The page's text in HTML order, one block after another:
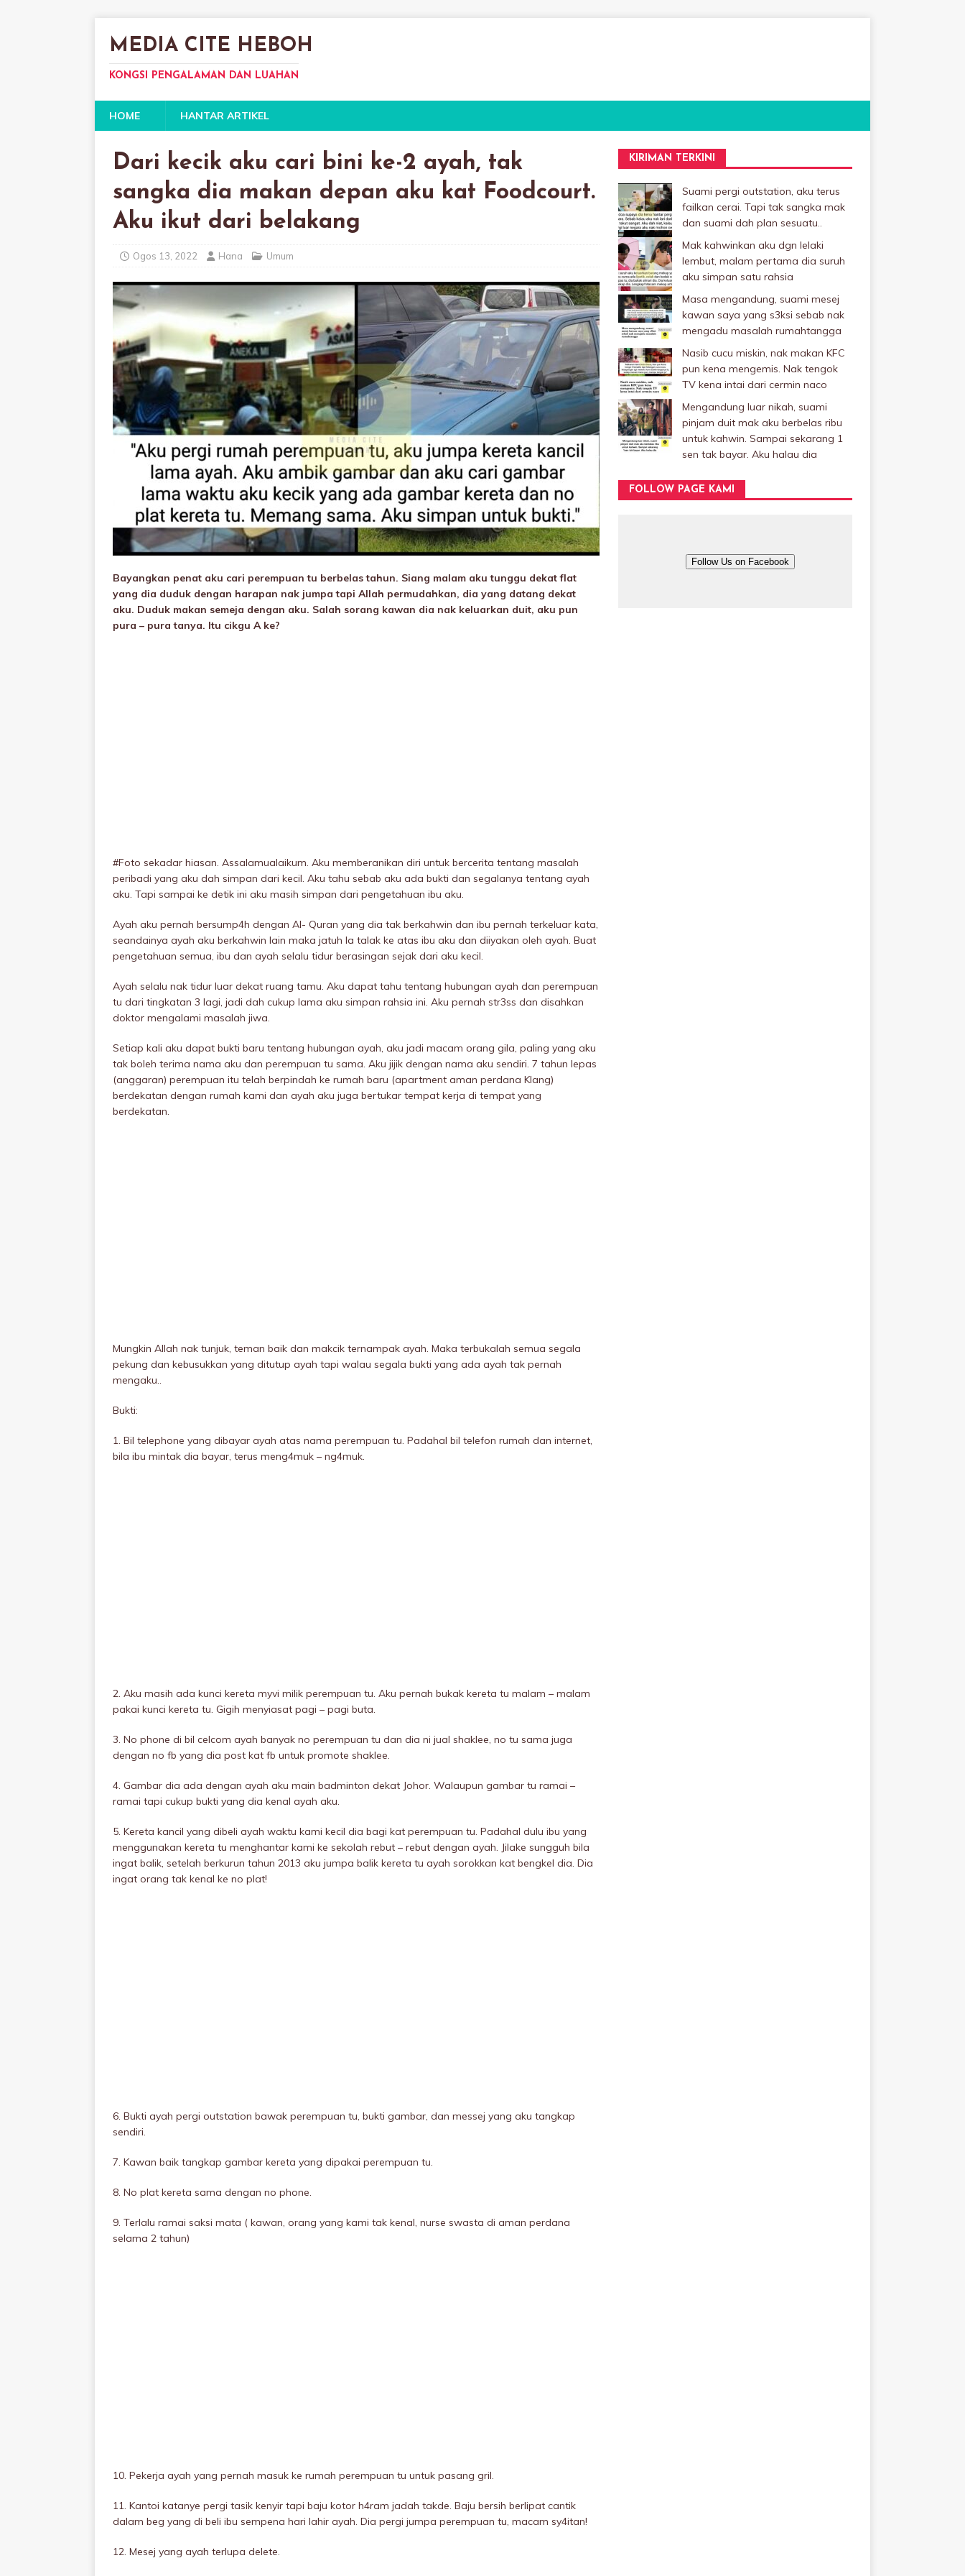
MEDIA CITE HEBOH
KONGSI PENGALAMAN DAN LUAHAN
HOME HANTAR ARTIKEL
Dari kecik aku cari bini ke-2 ayah, tak
sangka dia makan depan aku kat Foodcourt.
Aku ikut dari belakang
Ogos 13, 2022 Hana Umum
Bayangkan penat aku cari perempuan tu berbelas tahun. Siang malam aku tunggu dekat flat
yang dia duduk dengan harapan nak jumpa tapi Allah permudahkan, dia yang datang dekat
aku. Duduk makan semeja dengan aku. Salah sorang kawan dia nak keluarkan duit, aku pun
pura – pura tanya. Itu cikgu A ke?
#Foto sekadar hiasan. Assalamualaikum. Aku memberanikan diri untuk bercerita tentang masalah
peribadi yang aku dah simpan dari kecil. Aku tahu sebab aku ada bukti dan segalanya tentang ayah
aku. Tapi sampai ke detik ini aku masih simpan dari pengetahuan ibu aku.
Ayah aku pernah bersump4h dengan Al- Quran yang dia tak berkahwin dan ibu pernah terkeluar kata,
seandainya ayah aku berkahwin lain maka jatuh la taIak ke atas ibu aku dan diiyakan oleh ayah. Buat
pengetahuan semua, ibu dan ayah selalu tidur berasingan sejak dari aku kecil.
Ayah selalu nak tidur luar dekat ruang tamu. Aku dapat tahu tentang hubungan ayah dan perempuan
tu dari tingkatan 3 lagi, jadi dah cukup lama aku simpan rahsia ini. Aku pernah str3ss dan disahkan
doktor mengalami masalah jiwa.
Setiap kali aku dapat bukti baru tentang hubungan ayah, aku jadi macam orang giIa, paling yang aku
tak boleh terima nama aku dan perempuan tu sama. Aku jijik dengan nama aku sendiri. 7 tahun lepas
(anggaran) perempuan itu telah berpindah ke rumah baru (apartment aman perdana Klang)
berdekatan dengan rumah kami dan ayah aku juga bertukar tempat kerja di tempat yang
berdekatan.
Mungkin Allah nak tunjuk, teman baik dan makcik ternampak ayah. Maka terbukalah semua segala
pekung dan kebusukkan yang ditutup ayah tapi walau segala bukti yang ada ayah tak pernah
mengaku..
Bukti:
1. Bil telephone yang dibayar ayah atas nama perempuan tu. Padahal bil telefon rumah dan internet,
bila ibu mintak dia bayar, terus meng4muk – ng4muk.
2. Aku masih ada kunci kereta myvi milik perempuan tu. Aku pernah bukak kereta tu malam – malam
pakai kunci kereta tu. Gigih menyiasat pagi – pagi buta.
3. No phone di bil celcom ayah banyak no perempuan tu dan dia ni jual shaklee, no tu sama juga
dengan no fb yang dia post kat fb untuk promote shaklee.
4. Gambar dia ada dengan ayah aku main badminton dekat Johor. Walaupun gambar tu ramai –
ramai tapi cukup bukti yang dia kenal ayah aku.
5. Kereta kancil yang dibeli ayah waktu kami kecil dia bagi kat perempuan tu. Padahal dulu ibu yang
menggunakan kereta tu menghantar kami ke sekolah rebut – rebut dengan ayah. JiIake sungguh bila
ingat balik, setelah berkurun tahun 2013 aku jumpa balik kereta tu ayah sorokkan kat bengkel dia. Dia
ingat orang tak kenal ke no plat!
6. Bukti ayah pergi outstation bawak perempuan tu, bukti gambar, dan messej yang aku tangkap
sendiri.
7. Kawan baik tangkap gambar kereta yang dipakai perempuan tu.
8. No plat kereta sama dengan no phone.
9. Terlalu ramai saksi mata ( kawan, orang yang kami tak kenal, nurse swasta di aman perdana
selama 2 tahun)
10. Pekerja ayah yang pernah masuk ke rumah perempuan tu untuk pasang gril.
11. Kantoi katanye pergi tasik kenyir tapi baju kotor h4ram jadah takde. Baju bersih berlipat cantik
dalam beg yang di beli ibu sempena hari lahir ayah. Dia pergi jumpa perempuan tu, macam sy4itan!
12. Mesej yang ayah terlupa delete.
KIRIMAN TERKINI
Suami pergi outstation, aku terus
failkan cerai. Tapi tak sangka mak
dan suami dah plan sesuatu..
Mak kahwinkan aku dgn lelaki
Iembut, malam pertama dia suruh
aku simpan satu rahsia
Masa mengandung, suami mesej
kawan saya yang s3ksi sebab nak
mengadu masalah rumahtangga
Nasib cucu miskin, nak makan KFC
pun kena mengemis. Nak tengok
TV kena intai dari cermin naco
Mengandung luar nikah, suami
pinjam duit mak aku berbelas ribu
untuk kahwin. Sampai sekarang 1
sen tak bayar. Aku halau dia
FOLLOW PAGE KAMI
Follow Us on Facebook